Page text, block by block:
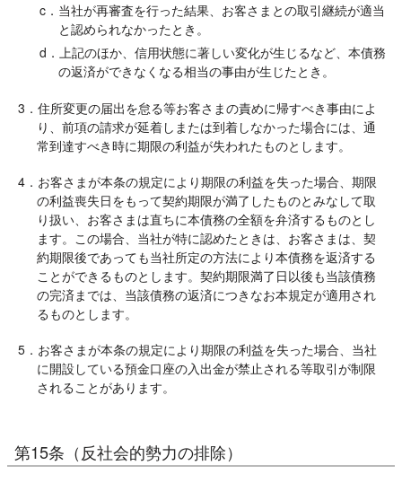
c．当社が再審査を行った結果、お客さまとの取引継続が適当
と認められなかったとき。
d．上記のほか、信用状態に著しい変化が生じるなど、本債務
の返済ができなくなる相当の事由が生じたとき。
3．住所変更の届出を怠る等お客さまの責めに帰すべき事由によ
り、前項の請求が延着しまたは到着しなかった場合には、通
常到達すべき時に期限の利益が失われたものとします。
4．お客さまが本条の規定により期限の利益を失った場合、期限
の利益喪失日をもって契約期限が満了したものとみなして取
り扱い、お客さまは直ちに本債務の全額を弁済するものとし
ます。この場合、当社が特に認めたときは、お客さまは、契
約期限後であっても当社所定の方法により本債務を返済する
ことができるものとします。契約期限満了日以後も当該債務
の完済までは、当該債務の返済につきなお本規定が適用され
るものとします。
5．お客さまが本条の規定により期限の利益を失った場合、当社
に開設している預金口座の入出金が禁止される等取引が制限
されることがあります。
第15条（反社会的勢力の排除）